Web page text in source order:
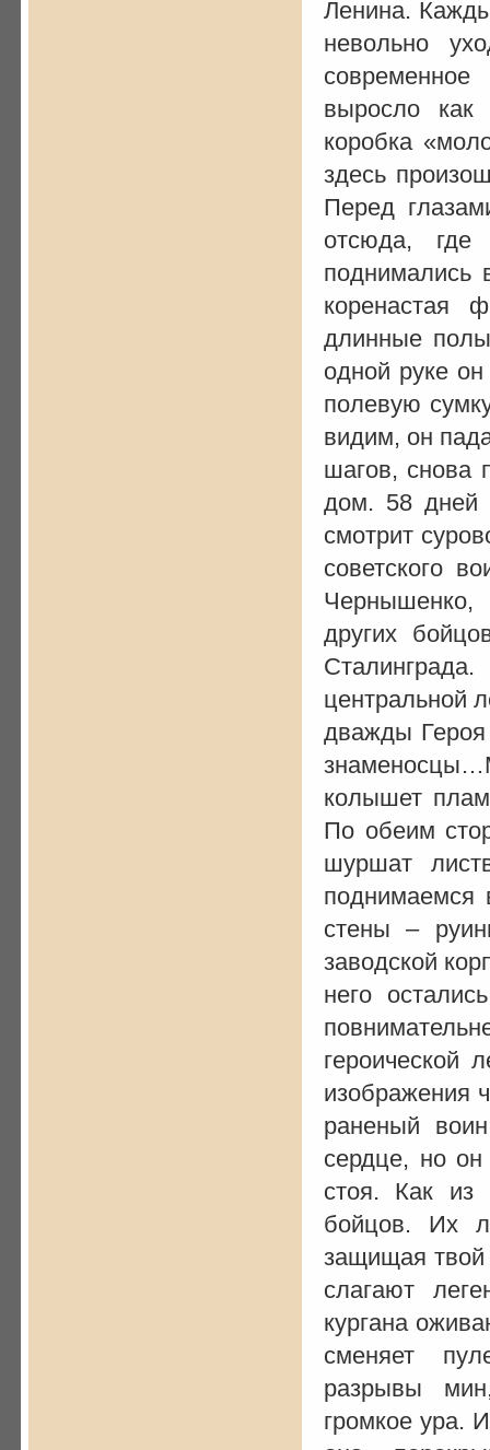
Ленина.
невольно
выросло
коробка
здесь
Перед
отсюда, где
поднимались
коренастая
длинные
одной руке
полевую
видим, он
шагов, снова
дом. 58 дней
смотрит
советского
других
центральной
дважды
колышет
По обеим
шуршат
стены –
заводской
него
героической
изображения
раненый
сердце, но
стоя. Как из
бойцов. Их
защищая
слагают
кургана
сменяет
разрывы
громкое ура.